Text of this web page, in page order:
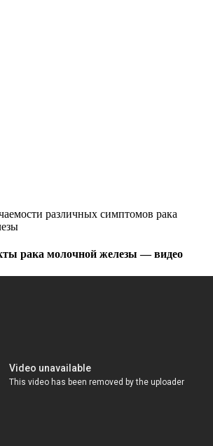
различных симптомов рака
рака молочной железы — видео